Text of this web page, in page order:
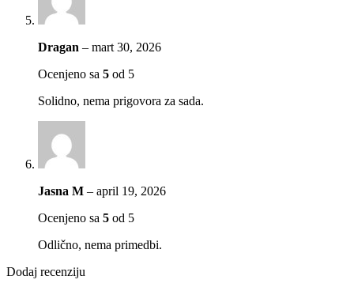
Dragan – mart 30, 2026
Ocenjeno sa 5 od 5
Solidno, nema prigovora za sada.
Jasna M – april 19, 2026
Ocenjeno sa 5 od 5
Odlično, nema primedbi.
Dodaj recenziju